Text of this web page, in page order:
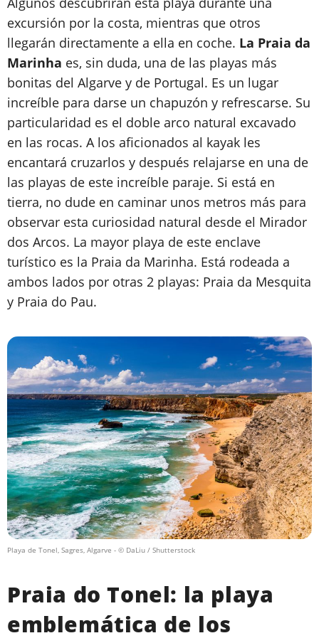
excursión por la costa, mientras que otros
llegarán directamente a ella en coche. La Praia da
Marinha es, sin duda, una de las playas más
bonitas del Algarve y de Portugal. Es un lugar
increíble para darse un chapuzón y refrescarse. Su
particularidad es el doble arco natural excavado
en las rocas. A los aficionados al kayak les
encantará cruzarlos y después relajarse en una de
las playas de este increíble paraje. Si está en
tierra, no dude en caminar unos metros más para
observar esta curiosidad natural desde el Mirador
dos Arcos. La mayor playa de este enclave
turístico es la Praia da Marinha. Está rodeada a
ambos lados por otras 2 playas: Praia da Mesquita
y Praia do Pau.
Playa de Tonel, Sagres, Algarve - © DaLiu / Shutterstock
Praia do Tonel: la playa
emblemática de los